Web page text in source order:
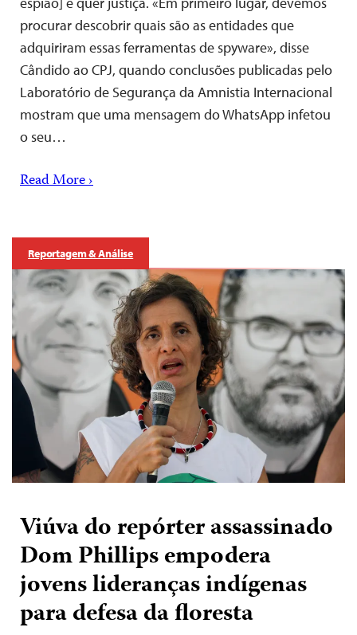
procurar descobrir quais são as entidades que
adquiriram essas ferramentas de spyware», disse
Cândido ao CPJ, quando conclusões publicadas pelo
Laboratório de Segurança da Amnistia Internacional
mostram que uma mensagem do WhatsApp infetou
o seu…
Read More ›
Reportagem & Análise
Viúva do repórter assassinado
Dom Phillips empodera
jovens lideranças indígenas
para defesa da floresta